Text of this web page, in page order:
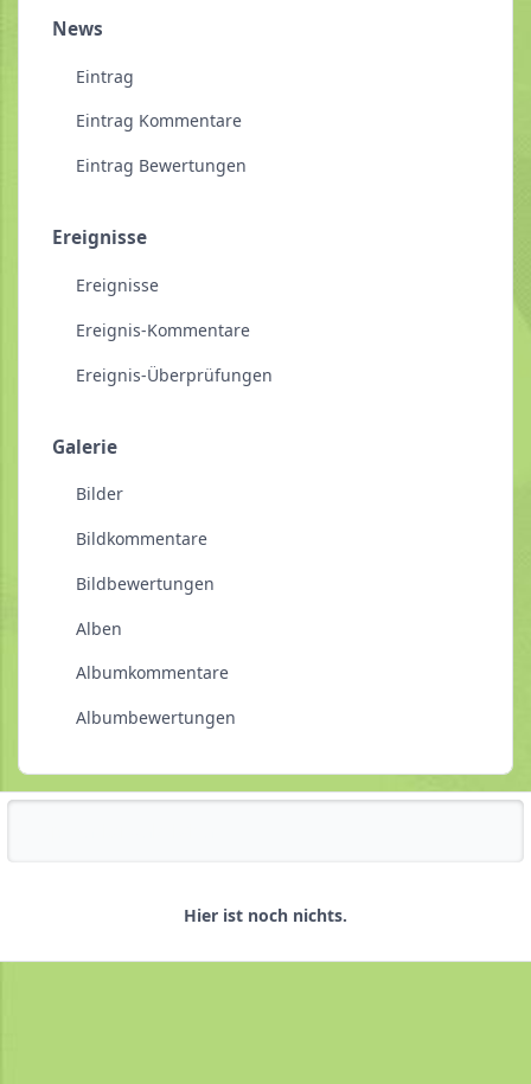
News
Eintrag
Eintrag Kommentare
Eintrag Bewertungen
Ereignisse
Ereignisse
Ereignis-Kommentare
Ereignis-Überprüfungen
Galerie
Bilder
Bildkommentare
Bildbewertungen
Alben
Albumkommentare
Albumbewertungen
Hier ist noch nichts.